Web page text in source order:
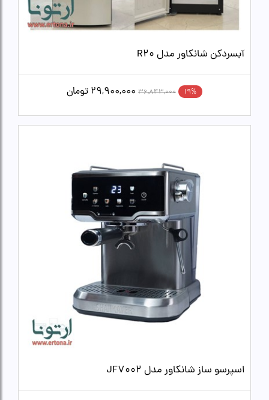
آبسردکن شانکاور مدل R20
19%
36,843,000
29,900,000 تومان
اسپرسو ساز شانکاور مدل JF7002